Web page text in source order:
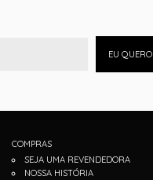
EU QUERO
COMPRAS
SEJA UMA REVENDEDORA
NOSSA HISTÓRIA